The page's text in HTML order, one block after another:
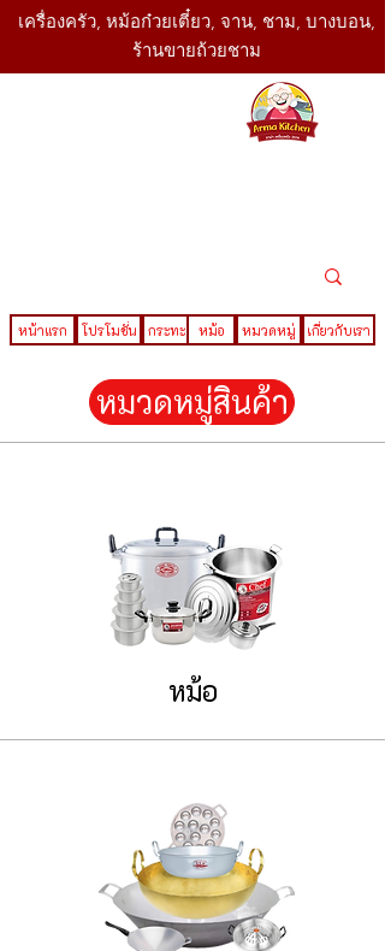
เครื่องครัว, หม้อก๋วยเตี๋ยว, จาน, ชาม, บางบอน,
ร้านขายถ้วยชาม
หน้าแรก โปรโมชั่น กระทะ หม้อ หมวดหมู่ เกี่ยวกับเรา
หมวดหมู่สินค้า
หม้อ